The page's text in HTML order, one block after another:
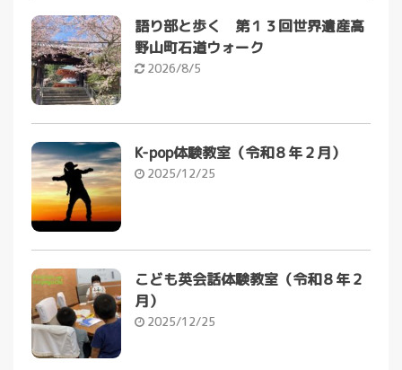
語り部と歩く 第１３回世界遺産高
野山町石道ウォーク
2026/8/5
K-pop体験教室（令和８年２月）
2025/12/25
こども英会話体験教室（令和８年２
月）
2025/12/25